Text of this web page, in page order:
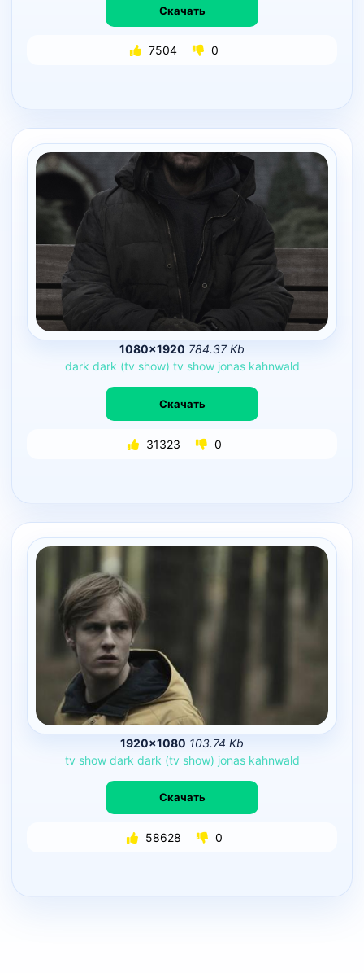
Скачать
7504 0
1080×1920 784.37 Kb
dark dark (tv show) tv show jonas kahnwald
Скачать
31323 0
1920×1080 103.74 Kb
tv show dark dark (tv show) jonas kahnwald
Скачать
58628 0